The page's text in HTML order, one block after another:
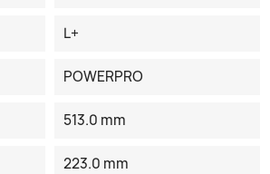
L+
POWERPRO
513.0 mm
223.0 mm